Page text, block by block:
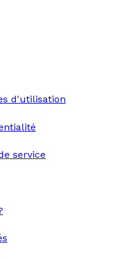
d'utilisation
service